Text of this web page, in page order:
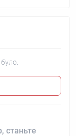
станьте